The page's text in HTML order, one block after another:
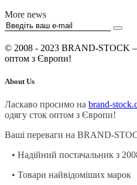
More news
© 2008 - 2023 BRAND-STOCK —
оптом з Європи!
About Us
Ласкаво просимо на brand-
одягу сток оптом з Європи!
Ваші переваги на BRAND-
• Надійний постачальник з
• Товари найвідоміших марок